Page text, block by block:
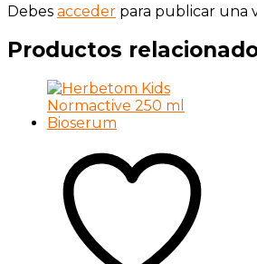
Debes acceder para publicar una
Productos